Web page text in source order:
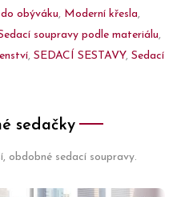
obýváku, Moderní křesla,
soupravy podle materiálu,
, SEDACÍ SESTAVY, Sedací
sedačky
obdobné sedací soupravy.